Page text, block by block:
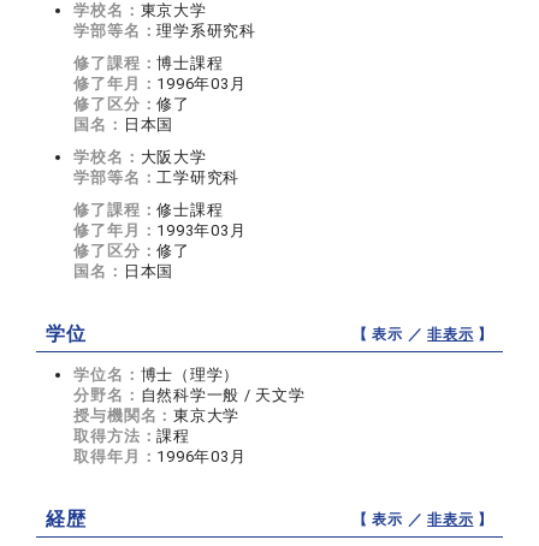
学校名： 東京大学
学部等名：理学系研究科
修了課程：博士課程
修了年月： 1996年03月
修了区分：修了
国名： 日本国
学校名： 大阪大学
学部等名：工学研究科
修了課程：修士課程
修了年月： 1993年03月
修了区分：修了
国名： 日本国
学位 【 表示 ／非表示 】
学位名： 博士（理学）
分野名： 自然科学一般 / 天文学
授与機関名：東京大学
取得方法：課程
取得年月： 1996年03月
経歴 【 表示 ／非表示 】